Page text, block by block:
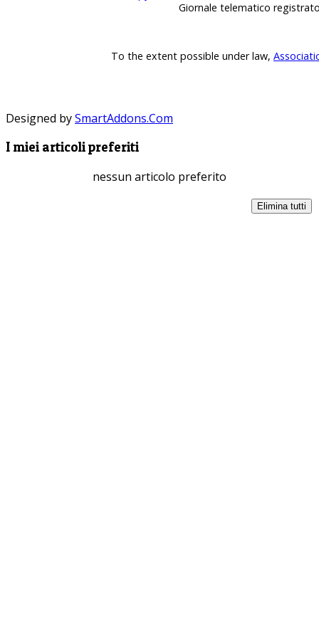
Giornale telematico
To the extent possible under law,
Designed bySmartAddons.Com
I miei articoli preferiti
nessun articolo preferito